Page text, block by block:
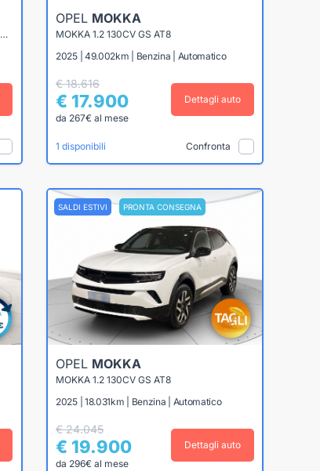
GRANDLAND X 1.5 ECOTEC INNOVATION S&S 130CV
OPEL MOKKA
MOKKA 1.2 130CV GS AT8
2025 | 49.002km | Benzina | Automatico
€ 18.616
€ 17.900
da 267€ al mese
Dettagli auto
1 disponibili Confronta
SALDI ESTIVI PRONTA CONSEGNA
OPEL MOKKA
MOKKA 1.2 130CV GS AT8
2025 | 18.031km | Benzina | Automatico
€ 24.045
€ 19.900
da 296€ al mese
Dettagli auto